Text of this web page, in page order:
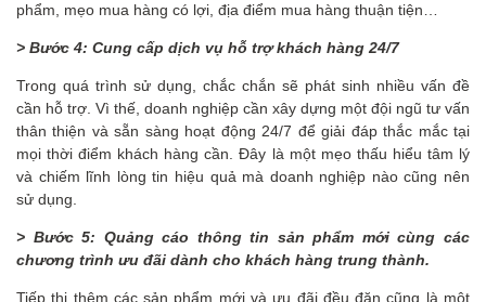
phẩm, mẹo mua hàng có lợi, địa điểm mua hàng thuận tiện…
> Bước 4: Cung cấp dịch vụ hỗ trợ khách hàng 24/7
Trong quá trình sử dụng, chắc chắn sẽ phát sinh nhiều vấn đề
cần hỗ trợ. Vì thế, doanh nghiệp cần xây dựng một đội ngũ tư vấn
thân thiện và sẵn sàng hoạt động 24/7 để giải đáp thắc mắc tại
mọi thời điểm khách hàng cần. Đây là một mẹo thấu hiểu tâm lý
và chiếm lĩnh lòng tin hiệu quả mà doanh nghiệp nào cũng nên
sử dụng.
> Bước 5: Quảng cáo thông tin sản phẩm mớicùng các
chương trình ưu đãi dành cho khách hàng trung thành.
Tiếp thị thêm các sản phẩm mới và ưu đãi đều đặn cũng là một